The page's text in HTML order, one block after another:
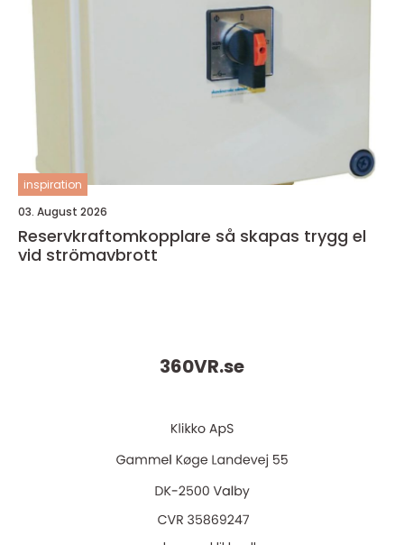
inspiration
03. August 2026
Reservkraftomkopplare så skapas trygg el
vid strömavbrott
360VR.se